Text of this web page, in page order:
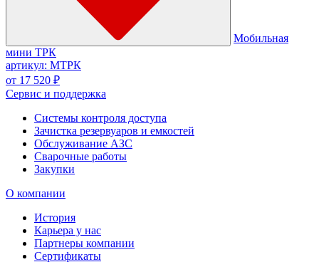
Мобильная
мини ТРК
артикул: МТРК
от 17 520 ₽
Сервис и поддержка
Системы контроля доступа
Зачистка резервуаров и емкостей
Обслуживание АЗС
Сварочные работы
Закупки
О компании
История
Карьера у нас
Партнеры компании
Сертификаты